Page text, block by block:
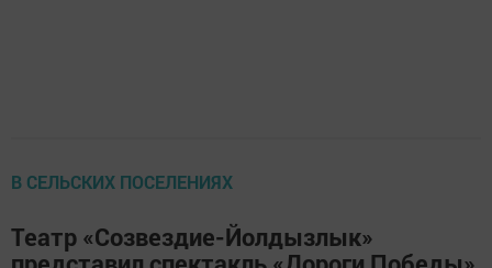
В СЕЛЬСКИХ ПОСЕЛЕНИЯХ
Театр «Созвездие-Йолдызлык»